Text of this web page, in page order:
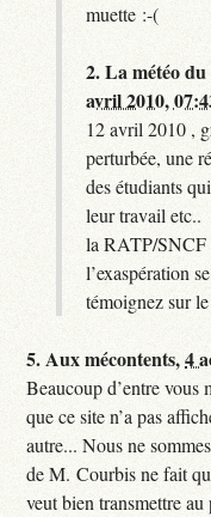
muette :-(
2.La météo
avril 2010,
12 avril 2010 ,
perturbée, une
des étudiants
leur travail etc..
la RATP/SNCF
l’exaspération
témoignez sur
5.Aux mécontents,4
Beaucoup d’entre
que ce site n’a pas
autre... Nous ne
de M. Courbis ne fait
veut bien transmettre